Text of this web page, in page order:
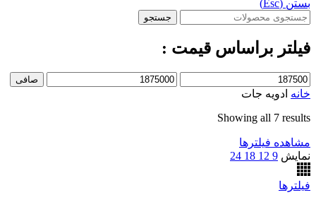
بستن (Esc)
جستجو
فیلتر براساس قیمت :
حداقل
قیمت
حداكثر
صافی
خانه ادویه جات
Showing all 7 results
مشاهده فیلترها
نمایش 9
12
18
24
فیلترها